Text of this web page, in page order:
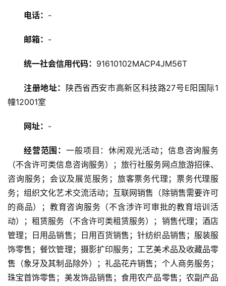
美
食
特
产
热
门
景
点
电话： -
邮箱： -
统一社会信用代码： 91610102MACP4JM56T
注册地址： 陕西省西安市高新区科技路27号E阳国际1
幢12001室
网址： -
经营范围：一般项目：休闲观光活动；信息咨询服务
（不含许可类信息咨询服务）；旅行社服务网点旅游招徕、
咨询服务；会议及展览服务；旅客票务代理；票务代理服
务；组织文化艺术交流活动；互联网销售（除销售需要许可
的商品）；教育咨询服务（不含涉许可审批的教育培训活
动）；租赁服务（不含许可类租赁服务）；销售代理；酒店
管理；日用品销售；日用百货销售；针纺织品销售；服装服
饰零售；餐饮管理；摄影扩印服务；工艺美术品及收藏品零
售（象牙及其制品除外）；礼品花卉销售；个人商务服务；
珠宝首饰零售；美发饰品销售；食用农产品零售；农副产品